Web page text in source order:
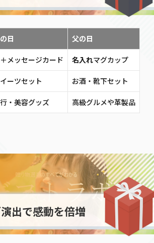
日 父の日
メッセージカード 名入れマグカップ
ーツセット お酒・靴下セット
・美容グッズ 高級グルメや革製品
出で感動を倍増